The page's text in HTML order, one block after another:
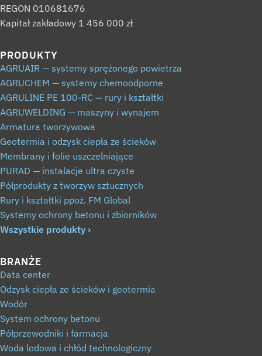
REGON 010681676
Kapitał zakładowy 1 456 000 zł
PRODUKTY
AGRUAIR — systemy sprężonego powietrza
AGRUCHEM — systemy chemoodporne
AGRULINE PE 100-RC — rury i kształtki
AGRUWELDING — maszyny i wynajem
Armatura tworzywowa
Geotermia i odzysk ciepła ze ścieków
Membrany i folie uszczelniające
PURAD — instalacje ultra czyste
Półprodukty z tworzyw sztucznych
Rury i kształtki ppoż. FM Global
Systemy ochrony betonu i zbiorników
Wszystkie produkty
BRANŻE
Data center
Odzysk ciepła ze ścieków i geotermia
Wodór
System ochrony betonu
Półprzewodniki i farmacja
Woda lodowa i chłód technologiczny